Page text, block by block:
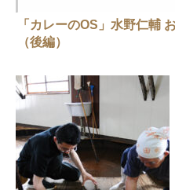
「カレーのOS」水野仁輔
（後編）